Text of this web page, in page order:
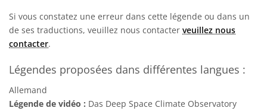
Si vous constatez une erreur dans cette légende ou dans un
de ses traductions, veuillez nous contacter veuillez nous
contacter.
Légendes proposées dans différentes langues :
Allemand
Légende de vidéo : Das Deep Space Climate Observatory